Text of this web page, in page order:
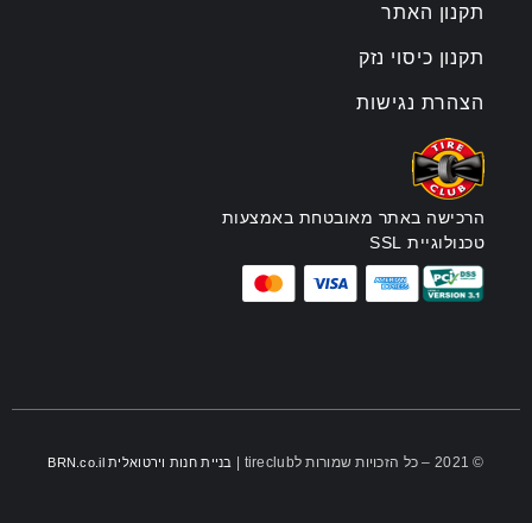
תקנון האתר
תקנון כיסוי נזק
הצהרת נגישות
הרכישה באתר מאובטחת באמצעות
טכנולוגיית SSL
© 2021 – כל הזכויות שמורות לtireclub | בניית חנות וירטואלית BRN.co.il